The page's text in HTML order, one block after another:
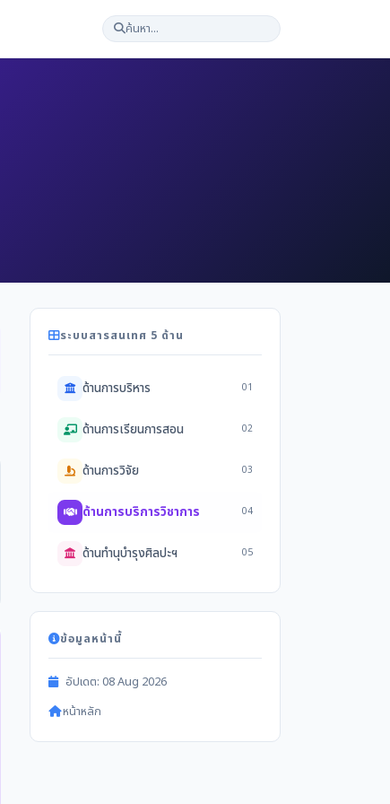
ระบบสารสนเทศ 5 ด้าน
ด้านการบริหาร 01
ด้านการเรียนการสอน 02
ด้านการวิจัย 03
ด้านการบริการวิชาการ 04
ด้านทำนุบำรุงศิลปะฯ 05
ข้อมูลหน้านี้
อัปเดต: 08 Aug 2026
หน้าหลัก